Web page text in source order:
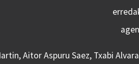
Aitor Aspuru Saez, Txabi